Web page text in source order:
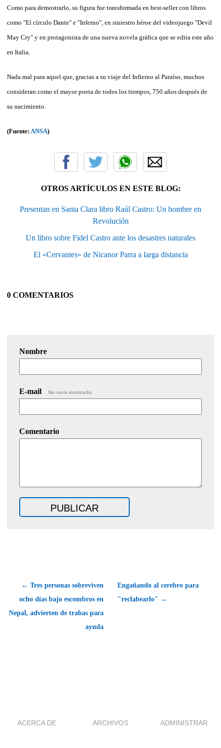
Como para demostrarlo, su figura fue transformada en best-seller con libros
como "El círculo Dante" e "Inferno", en siniestro héroe del videojuego "Devil
May Cry" y en protagonista de una nueva novela gráfica que se edita este año
en Italia.
Nada mal para aquel que, gracias a su viaje del Infierno al Paraíso, muchos
consideran como el mayor poeta de todos los tiempos, 750 años después de
su nacimiento.
(Fuente: ANSA)
OTROS ARTÍCULOS EN ESTE BLOG:
Presentan en Santa Clara libro Raúl Castro: Un hombre en
Revolución
Un libro sobre Fidel Castro ante los desastres naturales
El «Cervantes» de Nicanor Parra a larga distancia
0 COMENTARIOS
Nombre
E-mail No será mostrado.
Comentario
← Tres personas sobreviven
ocho días bajo escombros en
Nepal, advierten de trabas para
ayuda
Engañando al cerebro para
"reclabearlo" →
ACERCA DE ARCHIVOS ADMINISTRAR